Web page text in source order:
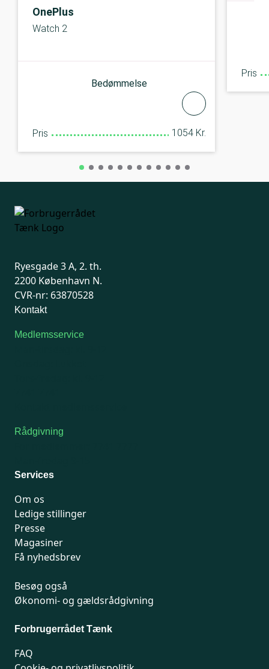
OnePlus
Watch 2
Bedømmelse
Pris 1054 Kr.
Pris
Ryesgade 3 A, 2. th.
2200 København N.
CVR-nr: 63870528
Kontakt
Medlemsservice
Rådgivning
Services
Om os
Ledige stillinger
Presse
Magasiner
Få nyhedsbrev
Besøg også
Økonomi- og gældsrådgivning
Forbrugerrådet Tænk
FAQ